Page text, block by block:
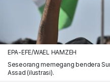
EPA-EFE/WAEL HAMZEH
Seseorang memegang bendera
Assad (ilustrasi).